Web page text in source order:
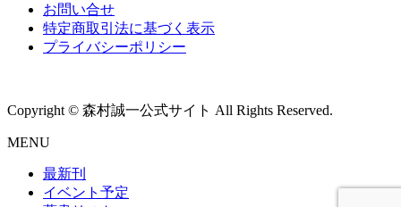
お問い合せ
特定商取引法に基づく表示
プライバシーポリシー
Copyright © 森村誠一公式サイト All Rights Reserved.
MENU
最新刊
イベント予定